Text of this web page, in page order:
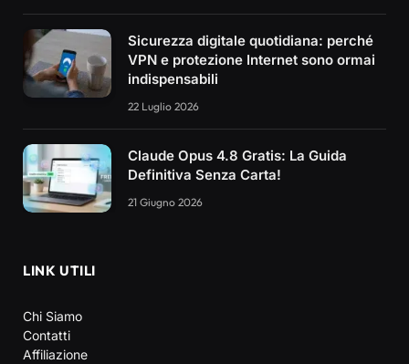
Sicurezza digitale quotidiana: perché
VPN e protezione Internet sono ormai
indispensabili
22 Luglio 2026
Claude Opus 4.8 Gratis: La Guida
Definitiva Senza Carta!
21 Giugno 2026
LINK UTILI
Chi Siamo
Contatti
Affiliazione